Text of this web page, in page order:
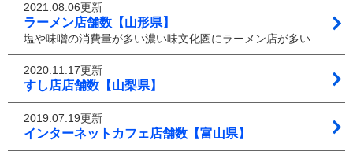
2021.08.06更新
ラーメン店舗数【山形県】
塩や味噌の消費量が多い濃い味文化圏にラーメン店が多い
2020.11.17更新
すし店店舗数【山梨県】
2019.07.19更新
インターネットカフェ店舗数【富山県】